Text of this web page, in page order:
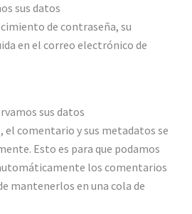
sus datos
de contraseña, su
en el correo electrónico de
sus datos
el comentario y sus metadatos se
Esto es para que podamos
los comentarios
mantenerlos en una cola de